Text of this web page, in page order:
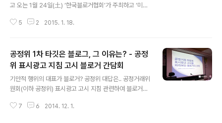
고 오는 1월 24일(土) ‘한국블로거협회’가 주최하고 ‘미래
다. 장소는 상암동 누리꿈스퀘어 3층 국제회의실이며, 10
다. 본 나눔 장터는 누구나 참여할 수 있는 열린 장터이며,
블로거 들이 직접 모든 행사를 준비하고 있고 행사 당일 봉
사하게 되어 그동안 온라인으로 만 봐오던 블로거들이 직
접 만나서 이야기할 수 있는 뜻깊은 하루가 될 것으로 기대
하고 있다. 이미 수십명의 블로그와 기업이 참여 의사를 밝
혀왔고, 마포구청의 협조로 방송사가 밀집되어 있는 상암
5 2 2015. 1. 18.
공정위 1차 타깃은 블로그, 그 이유는? - 공정
위 표시광고 지침 고시 블로거 간담회
기만적 행위의 대표가 블로거? 공정위 대답은.. 공정거래위
원회(이하 공정위) 표시광고 고시 지침 관련하여 블로거와
간담회는 강기정 의원과 전병헌 의원의 주최로 열렸으며
7 6 2014. 12. 1.